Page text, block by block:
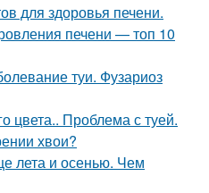
для здоровья печени.
печени — топ 10
туи. Фузариоз
цвета.. Проблема с туей.
хвои?
лета и осенью. Чем